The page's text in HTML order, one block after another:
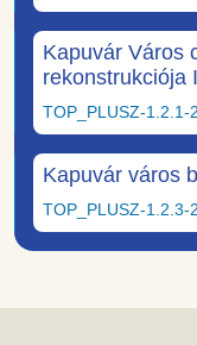
Kapuvár Város
rekonstrukciója
TOP_PLUSZ-
Kapuvár város
TOP_PLUSZ-